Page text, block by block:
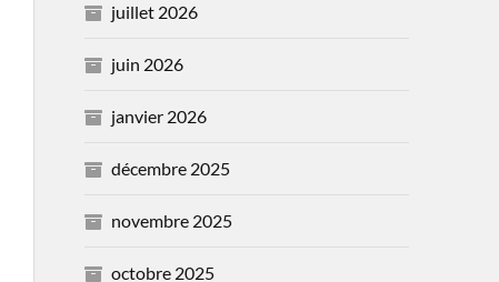
juillet 2026
juin 2026
janvier 2026
décembre 2025
novembre 2025
octobre 2025